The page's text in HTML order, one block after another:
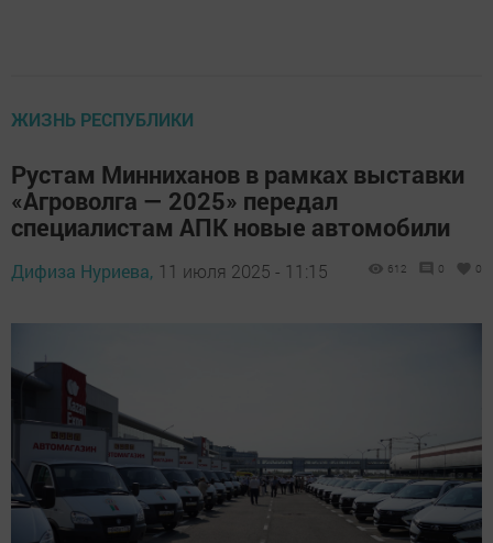
ЖИЗНЬ РЕСПУБЛИКИ
Рустам Минниханов в рамках выставки
«Агроволга — 2025» передал
специалистам АПК новые автомобили
Дифиза Нуриева, 11 июля 2025 - 11:15 612 0 0